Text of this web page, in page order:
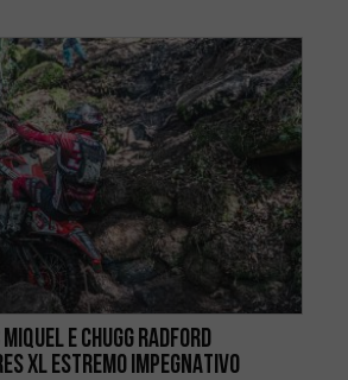
E Chugg Radford
XL ESTREMO IMPEGNATIVO